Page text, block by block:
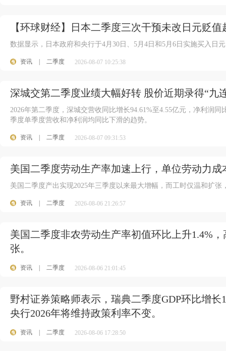
【环球财经】日本二季度三次干预未改日元贬值
数据显示，日本政府和央行于4月30日、5月4日和5月6日实施买入日
资讯 二季度 2026-08-07 10:25:38
深城交第二季度业绩大幅好转 股价近期录得“九
2026年第二季度，深城交营收同比增长94.61%至4.55亿元，净利润
季度单季度营收和净利润均同比下滑的趋势。
资讯 二季度 2026-08-07 09:31:53
美国二季度劳动生产率加速上行，单位劳动力成
美国二季度产出实现2025年三季度以来最大增幅，而工时仅温和扩张
资讯 二季度 2026-08-06 21:26:57
美国二季度非农劳动生产率初值环比上升1.4%
张。
资讯 二季度 2026-08-06 21:01:45
野村证券策略师表示，瑞典二季度GDP环比增
央行2026年将维持政策利率不变。
资讯 二季度 2026-08-06 17:28:50